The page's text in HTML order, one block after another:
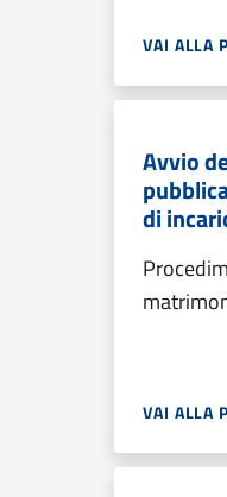
VAI ALLA
Avvio
di
VAI ALLA